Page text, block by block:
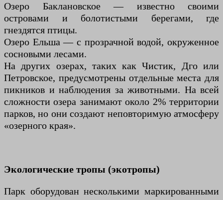
Озеро Баклановское — известно своими
островами и болотистыми берегами, где
гнездятся птицы.
Озеро Ельша — с прозрачной водой, окруженное
сосновыми лесами.
На других озерах, таких как Чистик, Дго или
Петровское, предусмотрены отдельные места для
пикников и наблюдения за животными. На всей
сложности озера занимают около 2% территории
парков, но они создают неповторимую атмосферу
«озерного края».
Экологические тропы (экотропы)
Парк оборудован несколькими маркированными